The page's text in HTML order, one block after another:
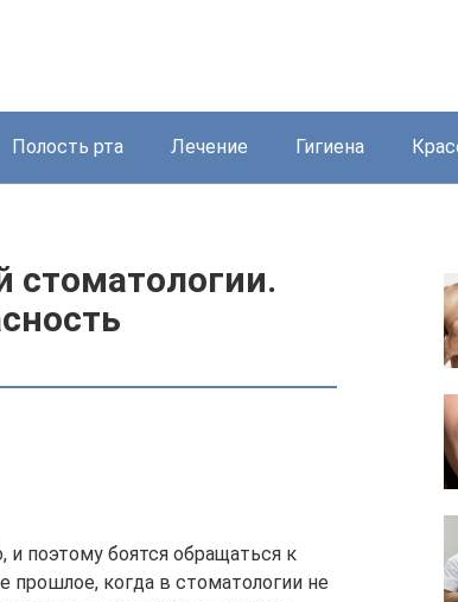
Полость рта Лечение Гигиена
стоматологии.
поэтому боятся обращаться к
прошлое, когда в стоматологии не